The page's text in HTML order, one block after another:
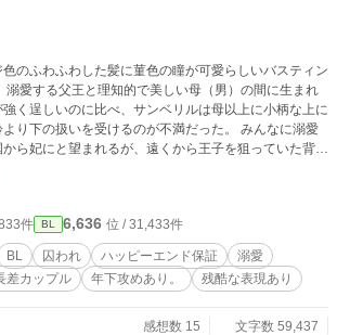
のふわふわした髪に菫色の瞳が可愛らしいバスティン
溺愛する父王と理知的で美しい母（男）の間に生まれ
く逞しいのに比べ、サンベリルは母以上に小柄な上に
り下の扱いを受けるのが不満だった。 みんなに溺愛
ら妃にと望まれるが、遠くから王子を狙っていた背む
た先で出会った騎士を介抱し
下に帰れるのか。
か。 ☆ちょっと短くなりそうだった
ので短編に変更しました。→長編に再修正 ⭐残酷表現あります。
件 BL 6,636 位 / 31,433件
BL 囚われ ハッピーエンド保証
溺愛
差カップル 年下攻めあり。 残酷な表現あり
感想数 15
文字数 59,437